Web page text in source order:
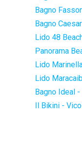
Bagno
Bagno
Lido 48
Panorama
Lido
Lido
Bagno Ideal
Il Bikini -